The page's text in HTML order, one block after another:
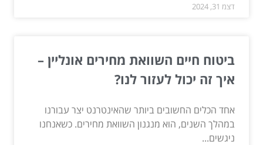
דצמ 31, 2024
ביטוח חיים השוואת מחירים אונליין –
איך זה יכול לעזור לנו?
אחד הכלים החשובים ביותר שהאינטרנט יצר עבורנו
במהלך השנים, הוא מנגנון השוואת מחירים. כשאנחנו
ניגשים...